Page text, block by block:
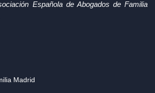
Española de Abogados de Familia
Madrid